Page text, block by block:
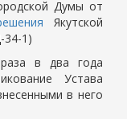
Думы от
Якутской
34-1)
в два года
Устава
в него